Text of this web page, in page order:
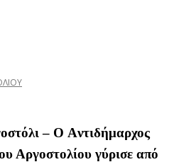
– Ο Aντιδήμαρχος
Αργοστολίου γύρισε από